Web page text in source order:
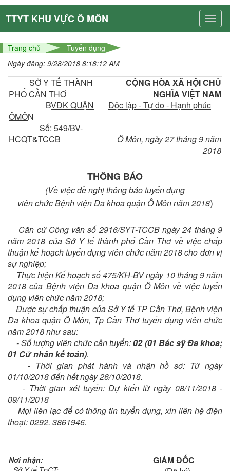
TTYT KHU VỰC Ô MÔN
Trang chủ
Tuyển dụng
Ngày đăng: 9/28/2018 8:18:12 AM
SỞ Y TẾ THÀNH
PHỐ CẦN THƠ
BVĐK QUẬN
ÔMÔN
Số: 549/BV-
HCQT&TCCB
CỘNG HÒA XÃ HỘI CHỦ
NGHĨA VIỆT NAM
Độc lập - Tự do - Hạnh phúc
Ô Môn, ngày 27 tháng 9 năm
2018
THÔNG BÁO
(Về việc đề nghị thông báo tuyển dụng
viên chức Bệnh viện Đa khoa quận Ô Môn năm 2018)
Căn cứ Công văn số 2916/SYT-TCCB ngày 24 tháng 9
năm 2018 của Sở Y tế thành phố Cần Thơ về việc chấp
thuận kế hoạch tuyển dụng viên chức năm 2018 cho đơn vị
sự nghiệp;
Thực hiện Kế hoạch số 475/KH-BV ngày 10 tháng 9 năm
2018 của Bệnh viện Đa khoa quận Ô Môn về việc tuyển
dụng viên chức năm 2018;
Được sự chấp thuận của Sở Y tế TP Cần Thơ, Bệnh viện
Đa khoa quận Ô Môn, Tp Cần Thơ tuyển dụng viên chức
năm 2018 như sau:
- Số lượng viên chức cần tuyển:02 (01 Bác sỹ Đa khoa;
01 Cử nhân kế toán).
- Thời gian phát hành và nhận hồ sơ: Từ ngày
01/10/2018 đến hết ngày 26/10/2018.
- Thời gian xét tuyển: Dự kiến từ ngày 08/11/2018 -
09/11/2018
Mọi liên lạc để có thông tin tuyển dụng, xin liên hệ điện
thoại: 0292. 3861946.
Nơi nhận:
GIÁM ĐỐC